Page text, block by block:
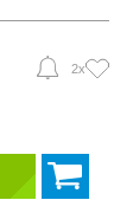
2x